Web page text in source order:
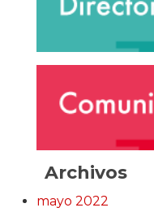
Archivos
mayo 2022